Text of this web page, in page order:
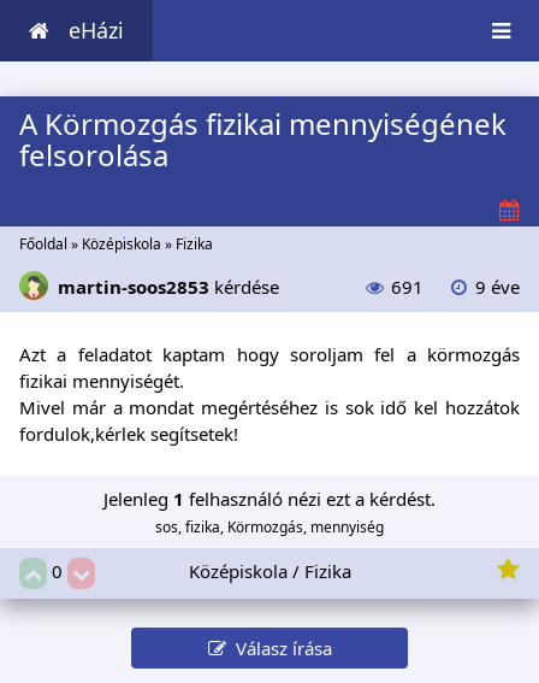
eHázi
A Körmozgás fizikai mennyiségének
felsorolása
Főoldal » Középiskola » Fizika
martin-soos2853 kérdése 691 9 éve
Azt a feladatot kaptam hogy soroljam fel a körmozgás
fizikai mennyiségét.
Mivel már a mondat megértéséhez is sok idő kel hozzátok
fordulok,kérlek segítsetek!
Jelenleg 1 felhasználó nézi ezt a kérdést.
sos, fizika, Körmozgás, mennyiség
0 Középiskola / Fizika
Válasz írása